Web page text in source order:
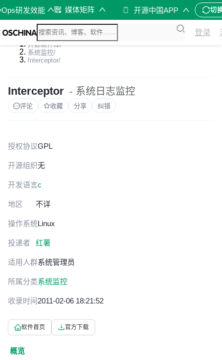
研发效能 媒体矩阵 开源中国APP 切
登录
开源软件库/
系统监控/
Interceptor/
Interceptor - 系统日志监控
评论 收藏 分享 纠错
授权协议GPL
开源组织无
开发语言c
地区 不详
操作系统Linux
投递者 红薯
适用人群系统管理员
所属分类系统监控
收录时间2011-02-06 18:21:52
软件首页 官方下载
概览